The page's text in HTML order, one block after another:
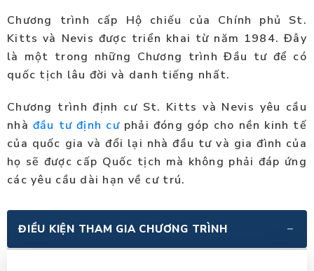
Chương trình cấp Hộ chiếu của Chính phủ St.
Kitts và Nevis được triển khai từ năm 1984. Đây
là một trong những Chương trình Đầu tư để có
quốc tịch lâu đời và danh tiếng nhất.
Chương trình định cư St. Kitts và Nevis yêu cầu
nhà đầu tư định cưphải đóng góp cho nền kinh tế
của quốc gia và đổi lại nhà đầu tư và gia đình của
họ sẽ được cấp Quốc tịch mà không phải đáp ứng
các yêu cầu dài hạn về cư trú.
ĐIỀU KIỆN THAM GIA CHƯƠNG TRÌNH